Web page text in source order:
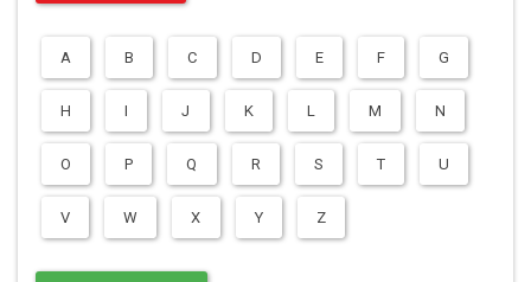
A B C D E F G
H I J K L M N
O P Q R S T U
V W X Y Z